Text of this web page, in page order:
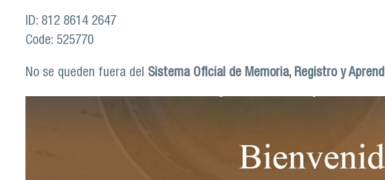
ID: 812 8614 2647
Code: 525770
No se queden fuera del Sistema Oficial de Memoria, Registro y